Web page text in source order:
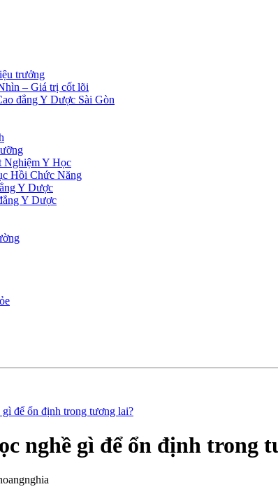
trưởng
– Giá trị cốt lõi
đẳng Y Dược Sài Gòn
Nghiệm Y Học
Hồi Chức Năng
Y Dược
Y Dược
để ổn định trong tương lai?
nghề gì để ổn định trong